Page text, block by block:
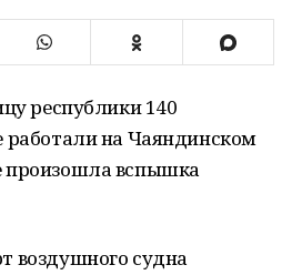
республики 140
работали на Чаяндинском
произошла вспышка
воздушного судна